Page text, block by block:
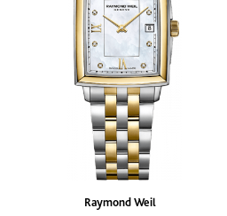
Raymond Weil